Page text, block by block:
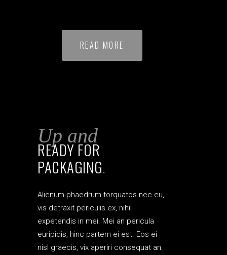
READ MORE
Up and
READY FOR
PACKAGING.
Alienum phaedrum torquatos nec eu,
vis detraxit periculis ex, nihil
expetendis in mei. Mei an pericula
euripidis, hinc partem ei est. Eos ei
nisl graecis, vix aperiri consequat an.